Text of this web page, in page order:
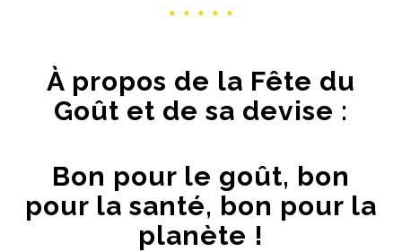
* * * * *
À propos de la Fête du
Goût et de sa devise :
Bon pour le goût, bon
pour la santé, bon pour la
planète !